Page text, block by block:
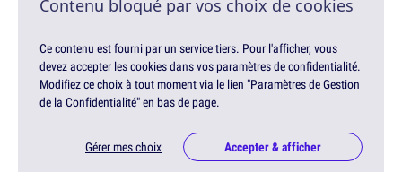
Contenu bloqué par vos choix de cookies
Ce contenu est fourni par un service tiers. Pour l'afficher, vous
devez accepter les cookies dans vos paramètres de confidentialité.
Modifiez ce choix à tout moment via le lien "Paramètres de Gestion
de la Confidentialité" en bas de page.
Gérer mes choix Accepter & afficher